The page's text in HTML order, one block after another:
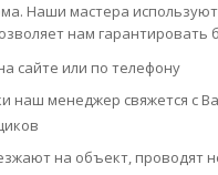
Наши мастера
нам
сайте или по телефону
наш менеджер свяжется с
на объект, проводят